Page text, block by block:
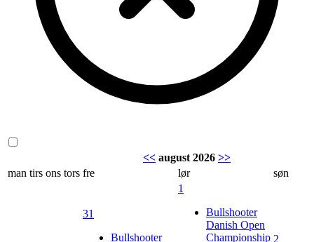
<< august 2026 >>
man tirs ons tors fre lør søn
31
Bullshooter
1
Bullshooter
Danish Open
Championship 2